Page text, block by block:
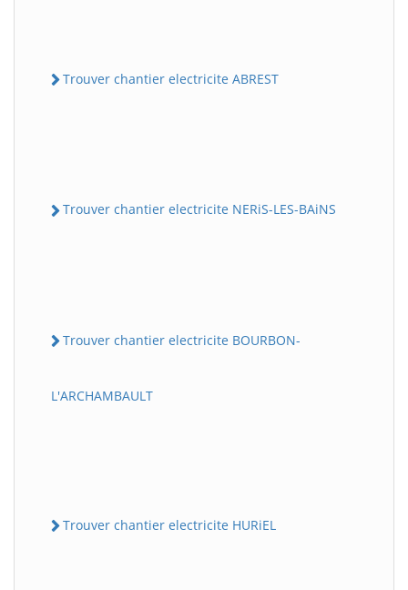
Trouver chantier electricite ABREST
Trouver chantier electricite NERiS-LES-BAiNS
Trouver chantier electricite BOURBON-
L'ARCHAMBAULT
Trouver chantier electricite HURiEL